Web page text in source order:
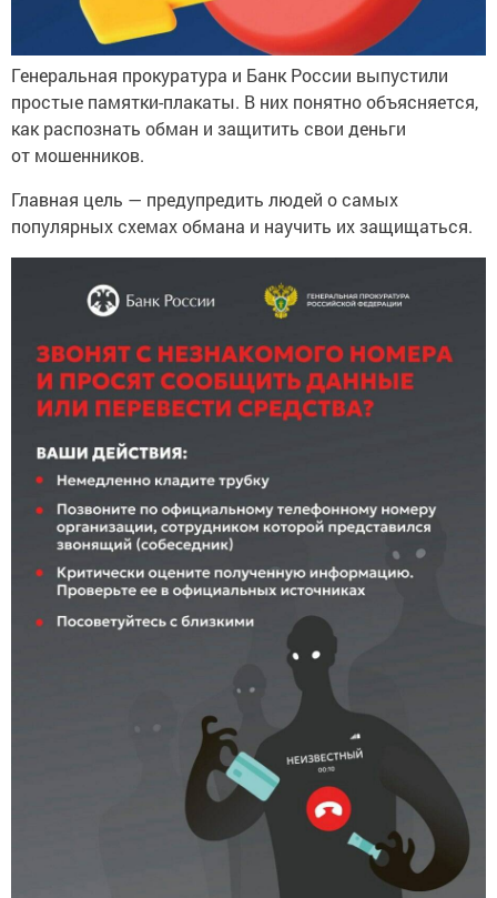
Генеральная прокуратура и Банк России выпустили
простые памятки-плакаты. В них понятно объясняется,
как распознать обман и защитить свои деньги
от мошенников.
Главная цель — предупредить людей о самых
популярных схемах обмана и научить их защищаться.